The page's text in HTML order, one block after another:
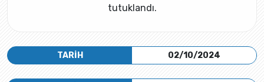
tutuklandı.
TARİH 02/10/2024